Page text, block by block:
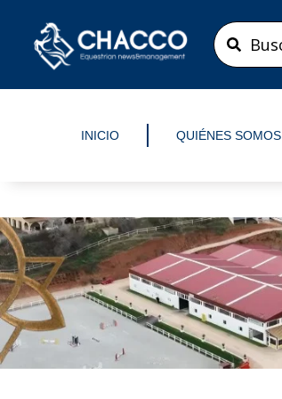
contenido
Search
...
INICIO QUIÉNES SOMOS